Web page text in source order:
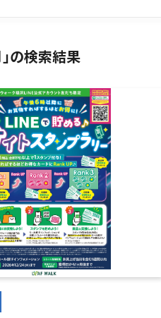
の検索結果